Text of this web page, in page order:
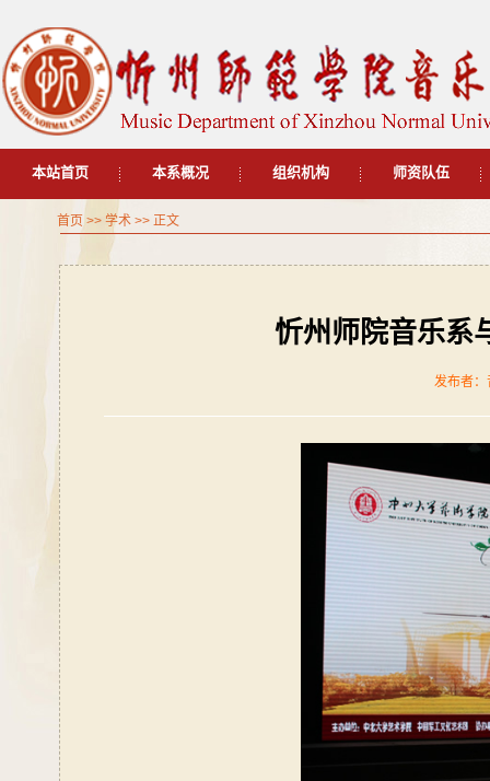
本站首页 本系概况 组织机构 师资队伍
首页 >> 学术 >> 正文
忻州师院音乐系
发布者：